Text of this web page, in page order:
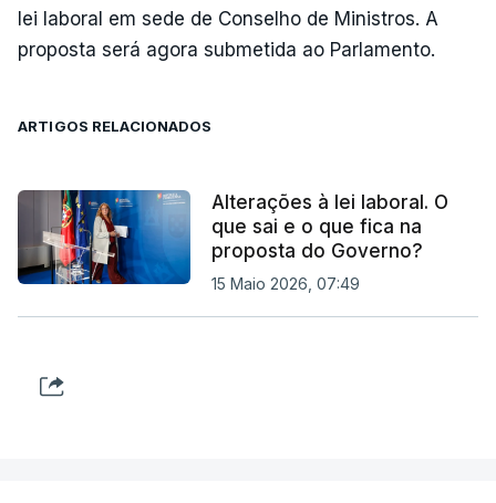
lei laboral em sede de Conselho de Ministros. A
proposta será agora submetida ao Parlamento.
ARTIGOS RELACIONADOS
Alterações à lei laboral. O
que sai e o que fica na
proposta do Governo?
15 Maio 2026, 07:49